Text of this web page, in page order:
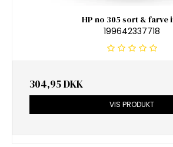
HP no 305 sort & farve
199642337718
304,95 DKK
VIS PRODUKT